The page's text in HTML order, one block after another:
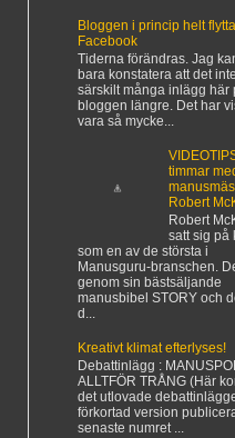
Bloggen i princip helt
Facebook
Tiderna förändras. Jag
bara konstatera att det
särskilt många inlägg här
bloggen längre. Det har
vara så mycke...
timmar
Robert
Robert
satt sig på
som en av de största i
Manusguru-branschen.
genom sin bästsäljande
manusbibel STORY och
d...
Kreativt klimat efterlyses!
Debattinlägg :
ALLTFÖR TRÅNG (Här
det utlovade
förkortad version
senaste numret ...